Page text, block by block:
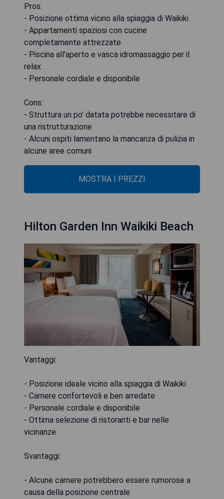
Pros:
- Posizione ottima vicino alla spiaggia di Waikiki
- Appartamenti spaziosi con cucine
completamente attrezzate
- Piscina all'aperto e vasca idromassaggio per il
relax
- Personale cordiale e disponibile
Cons:
- Struttura un po' datata potrebbe necessitare di
una ristrutturazione
- Alcuni ospiti lamentano la mancanza di pulizia in
alcune aree comuni
MOSTRA I PREZZI
Hilton Garden Inn Waikiki Beach
Vantaggi:
- Posizione ideale vicino alla spiaggia di Waikiki
- Camere confortevoli e ben arredate
- Personale cordiale e disponibile
- Ottima selezione di ristoranti e bar nelle
vicinanze
Svantaggi:
- Alcune camere potrebbero essere rumorose a
causa della posizione centrale